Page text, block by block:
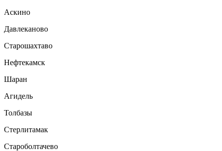
Аскино
Давлеканово
Старошахтаво
Нефтекамск
Шаран
Агидель
Толбазы
Стерлитамак
Староболтачево